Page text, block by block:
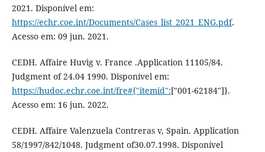
2021. Disponível em:
https://echr.coe.int/Documents/Cases_list_2021_ENG.pdf.
Acesso em: 09 jun. 2021.
CEDH. Affaire Huvig v. France .Application 11105/84.
Judgment of 24.04 1990. Disponível em:
https://hudoc.echr.coe.int/fre#{"itemid":["001-62184"]}.
Acesso em: 16 jun. 2022.
CEDH. Affaire Valenzuela Contreras v, Spain. Application
58/1997/842/1048. Judgment of30.07.1998. Disponível